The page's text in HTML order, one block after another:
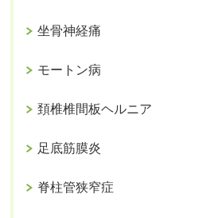
坐骨神経痛
モートン病
頚椎椎間板ヘルニア
足底筋膜炎
脊柱管狭窄症